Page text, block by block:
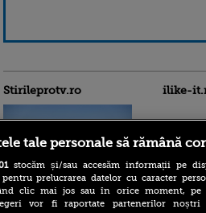
Stirileprotv.ro
Nivelul scăzut al Dunării a
ilike-
tale personale să rămână
stocăm și/sau accesăm informații pe
prelucrarea datelor cu caracter
clic mai jos sau în orice moment,
vor fi raportate partenerilor